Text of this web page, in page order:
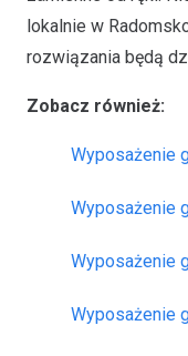
lokalnie w
rozwiązania będą
Zobacz również:
Wyposażenie
Wyposażenie
Wyposażenie
Wyposażenie